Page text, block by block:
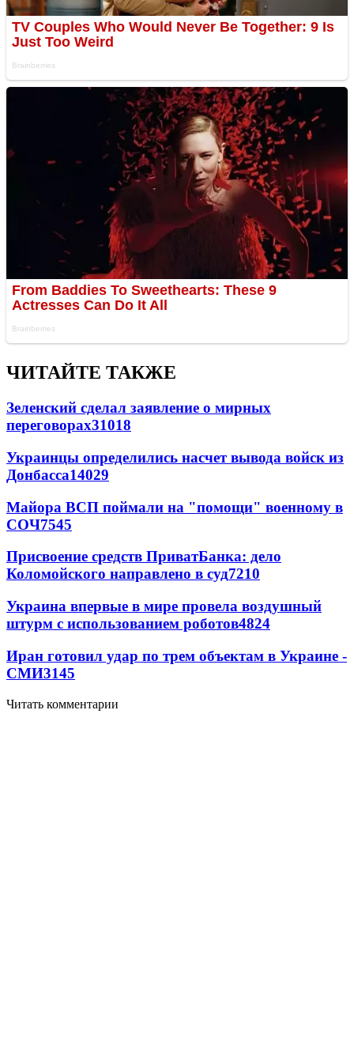
ЧИТАЙТЕ ТАКЖЕ
Зеленский сделал заявление о мирных
переговорах31018
Украинцы определились насчет вывода войск из
Донбасса14029
Майора ВСП поймали на "помощи" военному в
СОЧ7545
Присвоение средств ПриватБанка: дело
Коломойского направлено в суд7210
Украина впервые в мире провела воздушный
штурм с использованием роботов4824
Иран готовил удар по трем объектам в Украине -
СМИ3145
Читать комментарии